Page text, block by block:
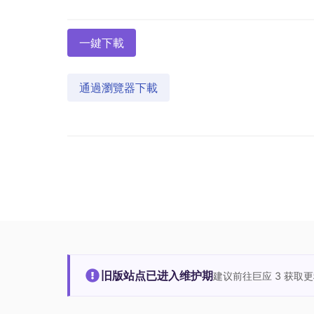
一鍵下載
通過瀏覽器下載
旧版站点已进入维护期建议前往巨应 3 获取